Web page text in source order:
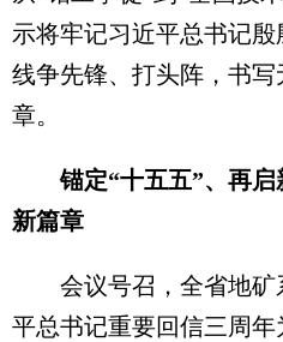
示将牢记习近平总书记
线争先锋、打头阵，书
章。
锚定“十五五”、再
新篇章
会议号召，全省地矿
平总书记重要回信三周年